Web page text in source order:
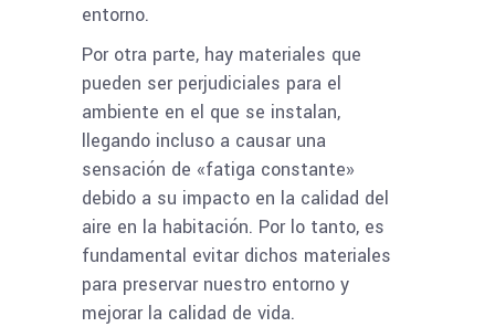
entorno.
Por otra parte, hay materiales que
pueden ser perjudiciales para el
ambiente en el que se instalan,
llegando incluso a causar una
sensación de «fatiga constante»
debido a su impacto en la calidad del
aire en la habitación. Por lo tanto, es
fundamental evitar dichos materiales
para preservar nuestro entorno y
mejorar la calidad de vida.